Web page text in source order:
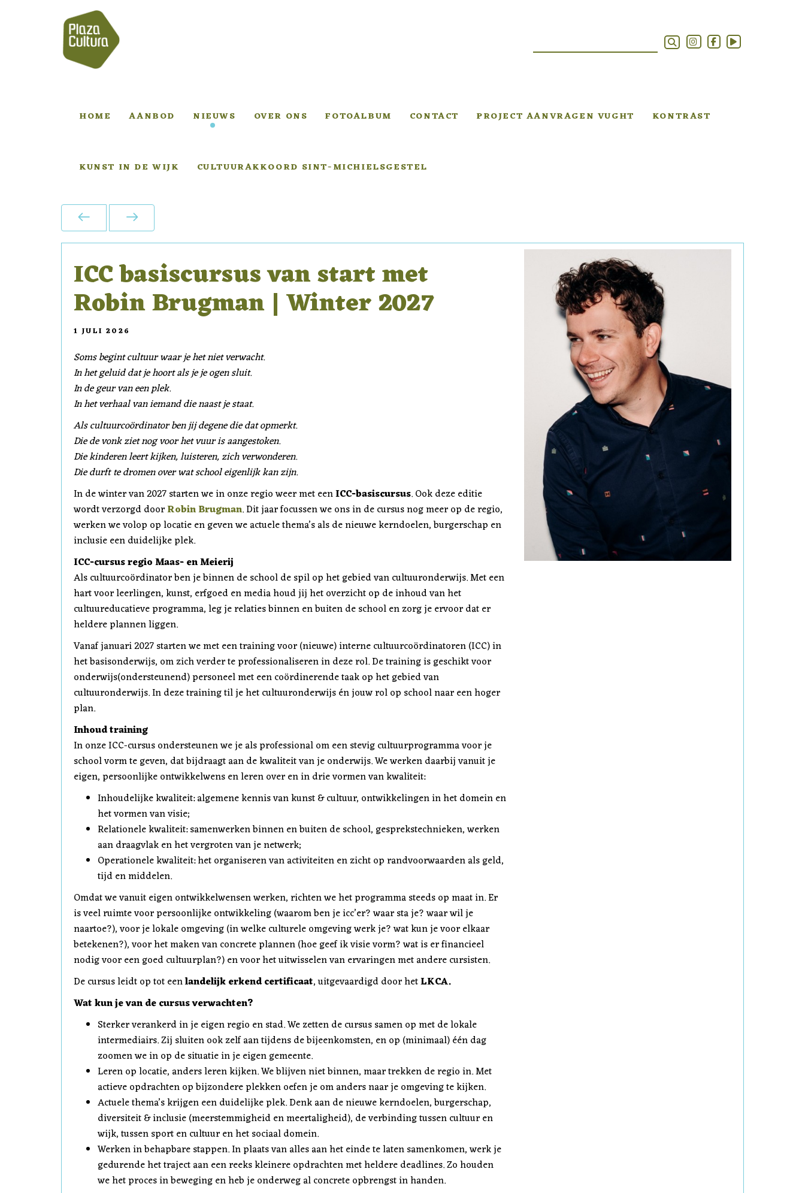
HOME AANBOD NIEUWS OVER ONS FOTOALBUM CONTACT PROJECT AANVRAGEN VUGHT KONTRAST
KUNST IN DE WIJK CULTUURAKKOORD SINT-MICHIELSGESTEL
ICC basiscursus van start met
Robin Brugman | Winter 2027
1 JULI 2026
Soms begint cultuur waar je het niet verwacht.
In het geluid dat je hoort als je je ogen sluit.
In de geur van een plek.
In het verhaal van iemand die naast je staat.
Als cultuurcoördinator ben jij degene die dat opmerkt.
Die de vonk ziet nog voor het vuur is aangestoken.
Die kinderen leert kijken, luisteren, zich verwonderen.
Die durft te dromen over wat school eigenlijk kan zijn.
In de winter van 2027 starten we in onze regio weer met eenICC-basiscursus. Ook deze editie
wordt verzorgd doorRobin Brugman. Dit jaar focussen we ons in de cursus nog meer op de regio,
werken we volop op locatie en geven we actuele thema’s als de nieuwe kerndoelen, burgerschap en
inclusie een duidelijke plek.
ICC-cursus regio Maas- en Meierij
Als cultuurcoördinator ben je binnen de school de spil op het gebied van cultuuronderwijs. Met een
hart voor leerlingen, kunst, erfgoed en media houd jij het overzicht op de inhoud van het
cultuureducatieve programma, leg je relaties binnen en buiten de school en zorg je ervoor dat er
heldere plannen liggen.
Vanaf januari 2027 starten we met een training voor (nieuwe) interne cultuurcoördinatoren (ICC) in
het basisonderwijs, om zich verder te professionaliseren in deze rol. De training is geschikt voor
onderwijs(ondersteunend) personeel met een coördinerende taak op het gebied van
cultuuronderwijs. In deze training til je het cultuuronderwijs én jouw rol op school naar een hoger
plan.
Inhoud training
In onze ICC-cursus ondersteunen we je als professional om een stevig cultuurprogramma voor je
school vorm te geven, dat bijdraagt aan de kwaliteit van je onderwijs. We werken daarbij vanuit je
eigen, persoonlijke ontwikkelwens en leren over en in drie vormen van kwaliteit:
Inhoudelijke kwaliteit: algemene kennis van kunst & cultuur, ontwikkelingen in het domein en
het vormen van visie;
Relationele kwaliteit: samenwerken binnen en buiten de school, gesprekstechnieken, werken
aan draagvlak en het vergroten van je netwerk;
Operationele kwaliteit: het organiseren van activiteiten en zicht op randvoorwaarden als geld,
tijd en middelen.
Omdat we vanuit eigen ontwikkelwensen werken, richten we het programma steeds op maat in. Er
is veel ruimte voor persoonlijke ontwikkeling (waarom ben je icc’er? waar sta je? waar wil je
naartoe?), voor je lokale omgeving (in welke culturele omgeving werk je? wat kun je voor elkaar
betekenen?), voor het maken van concrete plannen (hoe geef ik visie vorm? wat is er financieel
nodig voor een goed cultuurplan?) en voor het uitwisselen van ervaringen met andere cursisten.
De cursus leidt op tot eenlandelijk erkend certificaat, uitgevaardigd door hetLKCA.
Wat kun je van de cursus verwachten?
Sterker verankerd in je eigen regio en stad. We zetten de cursus samen op met de lokale
intermediairs. Zij sluiten ook zelf aan tijdens de bijeenkomsten, en op (minimaal) één dag
zoomen we in op de situatie in je eigen gemeente.
Leren op locatie, anders leren kijken. We blijven niet binnen, maar trekken de regio in. Met
actieve opdrachten op bijzondere plekken oefen je om anders naar je omgeving te kijken.
Actuele thema’s krijgen een duidelijke plek. Denk aan de nieuwe kerndoelen, burgerschap,
diversiteit & inclusie (meerstemmigheid en meertaligheid), de verbinding tussen cultuur en
wijk, tussen sport en cultuur en het sociaal domein.
Werken in behapbare stappen. In plaats van alles aan het einde te laten samenkomen, werk je
gedurende het traject aan een reeks kleinere opdrachten met heldere deadlines. Zo houden
we het proces in beweging en heb je onderweg al concrete opbrengst in handen.